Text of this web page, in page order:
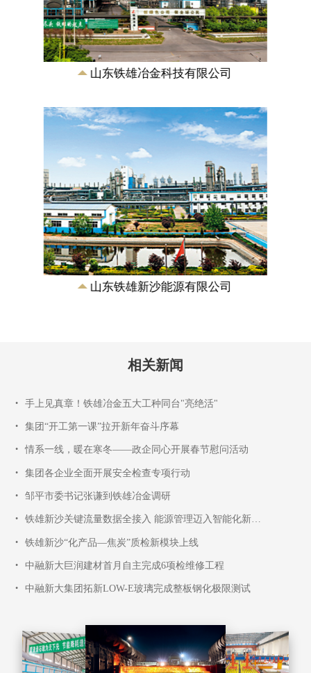
山东铁雄冶金科技有限公司
成立于2007年，是由山东铁雄冶金科技有
限公司、新汶矿业集团有限责任公司合资
兴建的特大型煤化工能源企业，注册资本
11.5...
山东铁雄新沙能源有限公司
相关新闻
• 手上见真章！铁雄冶金五大工种同台"亮绝活"
• 集团“开工第一课”拉开新年奋斗序幕
• 情系一线，暖在寒冬——政企同心开展春节慰问活动
• 集团各企业全面开展安全检查专项行动
• 邹平市委书记张谦到铁雄冶金调研
• 铁雄新沙关键流量数据全接入 能源管理迈入智能化新阶段
• 铁雄新沙“化产品—焦炭”质检新模块上线
• 中融新大巨润建材首月自主完成6项检维修工程
• 中融新大集团拓新LOW-E玻璃完成整板钢化极限测试